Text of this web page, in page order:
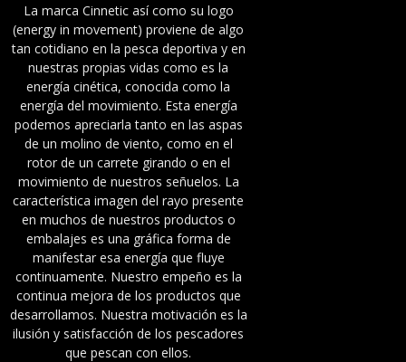
La marca Cinnetic así como su logo
(energy in movement) proviene de algo
tan cotidiano en la pesca deportiva y en
nuestras propias vidas como es la
energía cinética, conocida como la
energía del movimiento. Esta energía
podemos apreciarla tanto en las aspas
de un molino de viento, como en el
rotor de un carrete girando o en el
movimiento de nuestros señuelos. La
característica imagen del rayo presente
en muchos de nuestros productos o
embalajes es una gráfica forma de
manifestar esa energía que fluye
continuamente. Nuestro empeño es la
continua mejora de los productos que
desarrollamos. Nuestra motivación es la
ilusión y satisfacción de los pescadores
que pescan con ellos.